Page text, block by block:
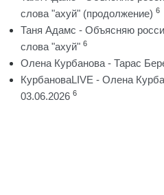
слова "ахуй" (продолжение) 6
Таня Адамс - Объясняю
слова "ахуй" 6
Олена Курбанова - Тарас
КурбановаLIVE - Олена
03.06.2026 6